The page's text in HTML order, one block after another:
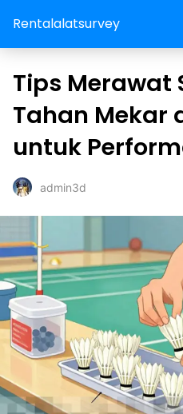
Rentalalatsurvey
Tips Merawat
Tahan Mekar
untuk
admin3d